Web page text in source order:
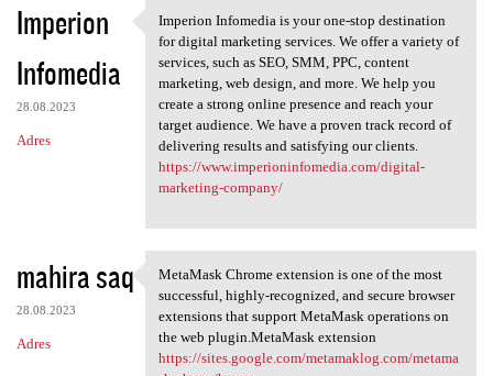
Imperion
Infomedia
28.08.2023
Adres
Imperion Infomedia is your
Imperion Infomedia is your one-stop destination
for digital marketing services. We offer a variety of
services, such as SEO, SMM, PPC, content
marketing, web design, and more. We help you
create a strong online presence and reach your
target audience. We have a proven track record of
delivering results and satisfying our clients.
https://www.imperioninfomedia.com/digital-
marketing-company/
mahira saq
28.08.2023
Adres
MetaMask Chrome extension is
MetaMask Chrome extension is one of the most
successful, highly-recognized, and secure browser
extensions that support MetaMask operations on
the web plugin.MetaMask extension
https://sites.google.com/metamaklog.com/metama